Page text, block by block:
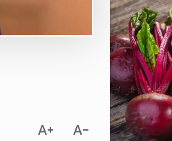
სკრინინგი